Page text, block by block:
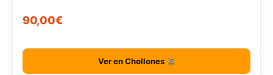
90,00€
Ver en Chollones